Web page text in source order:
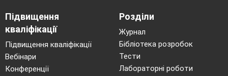
Підвищення
кваліфікації
Підвищення кваліфікації
Вебінари
Конференції
Розділи
Журнал
Бібліотека розробок
Тести
Лабораторні роботи